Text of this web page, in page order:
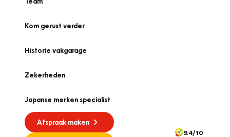
Kom gerust verder
Historie vakgarage
Zekerheden
Japanse merken specialist
Afspraak maken
9.4/10